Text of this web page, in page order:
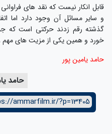
قابل انکار نیست که نقد های
و سایر مسائل آن وجود دارد اما
گذشته رقم زدند حرکتی است که
خورد و همین یکی از مزیت های
حامد یامین پور
حامد
ammarfilm.ir/?p=13405